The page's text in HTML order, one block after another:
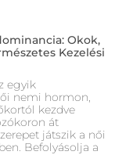
Okok,
Kezelési
egyik
nemi hormon,
kezdve
át
játszik a női
Befolyásolja a